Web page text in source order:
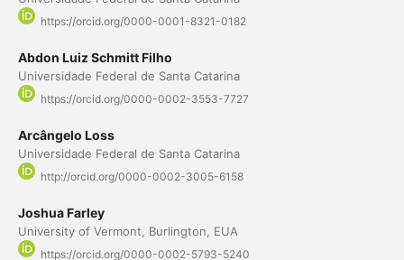
https://orcid.org/0000-0001-8321-0182
Abdon Luiz Schmitt Filho
Universidade Federal de Santa Catarina
https://orcid.org/0000-0002-3553-7727
Arcângelo Loss
Universidade Federal de Santa Catarina
http://orcid.org/0000-0002-3005-6158
Joshua Farley
University of Vermont, Burlington, EUA
https://orcid.org/0000-0002-5793-5240